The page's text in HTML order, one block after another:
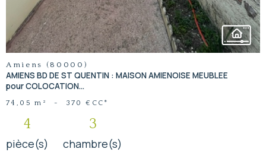
Amiens (80000)
AMIENS BD DE ST QUENTIN : MAISON AMIENOISE MEUBLEE
pour COLOCATION...
74,05 m² - 370 € CC*
4
pièce(s)
3
chambre(s)